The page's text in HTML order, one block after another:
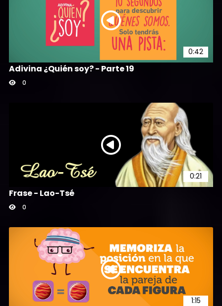
0:42
Adivina ¿Quién soy? - Parte 19
0
0:21
Frase - Lao-Tsé
0
1:15